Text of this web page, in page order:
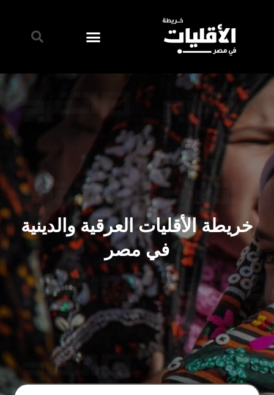
خريطة الأقليات العرقية والدينية
في مصر